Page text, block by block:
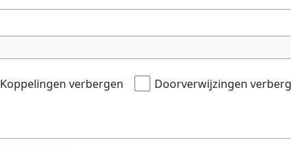
Koppelingen verbergen Doorverwijzingen